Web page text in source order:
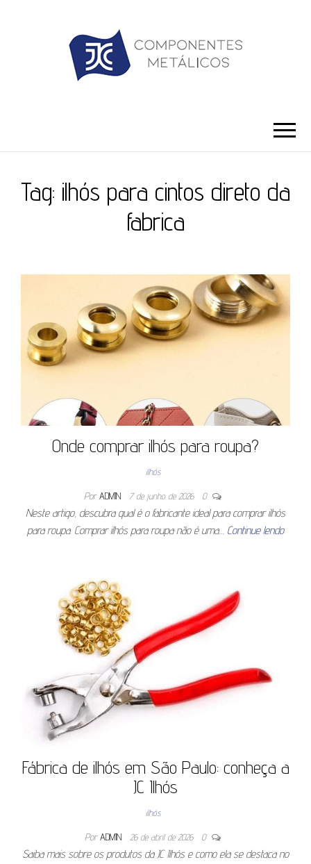
Tag: ilhós para cintos direto da
fabrica
Onde comprar ilhós para roupa?
ilhós
Por ADMIN 7 de junho de 2026 0
Neste artigo, descubra qual é o fabricante ideal para comprar ilhós
para roupa. Comprar ilhós para roupa não é uma… Continue lendo
Fábrica de ilhós em São Paulo: conheça a
JC Ilhós
ilhós
Por ADMIN 26 de abril de 2026 0
Saiba mais sobre os produtos da JC Ilhós e como ela se destaca no